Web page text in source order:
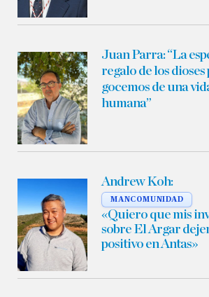
Juan Parra:“La
regalo de los dioses
gocemos de una
humana”
Andrew Koh:
MANCOMUNIDAD
«Quiero que mis
sobre El Argar
positivo en Antas»